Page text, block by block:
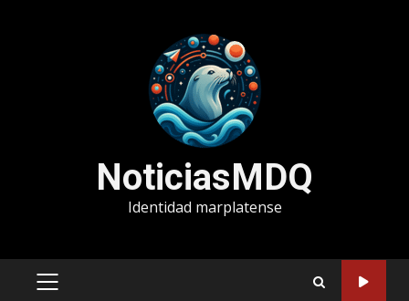
NoticiasMDQ
Identidad marplatense
MENÚ